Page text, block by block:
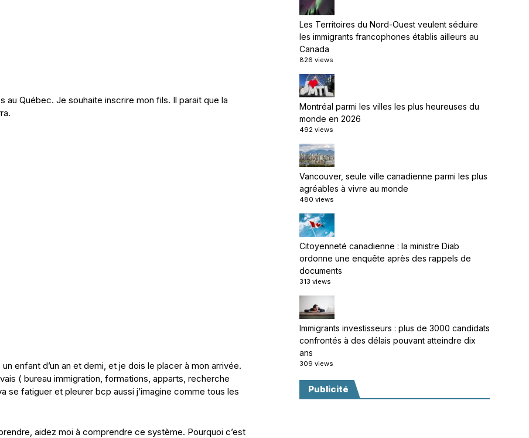
Québec. Je souhaite inscrire mon fils. Il parait que la
enfant d’un an et demi, et je dois le placer à mon arrivée.
( bureau immigration, formations, apparts, recherche
se fatiguer et pleurer bcp aussi j’imagine comme tous les
aidez moi à comprendre ce système. Pourquoi c’est
Les Territoires du Nord-Ouest veulent séduire
les immigrants francophones établis ailleurs au
Canada
826 views
Montréal parmi les villes les plus heureuses du
monde en 2026
492 views
Vancouver, seule ville canadienne parmi les plus
agréables à vivre au monde
480 views
Citoyenneté canadienne : la ministre Diab
ordonne une enquête après des rappels de
documents
313 views
Immigrants investisseurs : plus de 3000 candidats
confrontés à des délais pouvant atteindre dix
ans
309 views
Publicité